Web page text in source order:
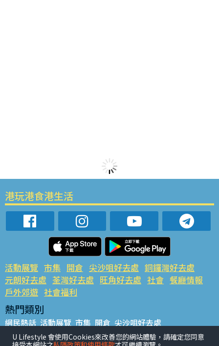
港玩港食港生活
活動展覽 市集 開倉 尖沙咀好去處 銅鑼灣好去處
元朗好去處 荃灣好去處 旺角好去處 社會 餐廳情報
戶外郊遊 社會福利
熱門類別
網民熱話 活動展覽 市集 開倉 尖沙咀好去處
銅鑼灣好去處 元朗好去處 荃灣好去處 旺角好去處 社會
U Lifestyle 會使用Cookies來改善您的網站體驗，請確定您同意